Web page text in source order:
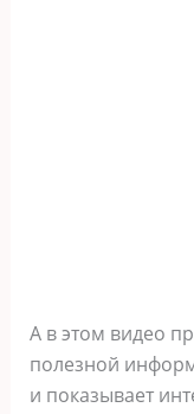
А в этом видео
полезной
и показывает